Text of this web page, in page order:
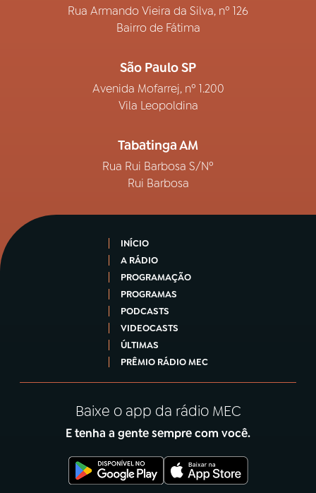
Rua Armando Vieira da Silva, nº 126
Bairro de Fátima
São Paulo SP
Avenida Mofarrej, nº 1.200
Vila Leopoldina
Tabatinga AM
Rua Rui Barbosa S/Nº
Rui Barbosa
INÍCIO
A RÁDIO
PROGRAMAÇÃO
PROGRAMAS
PODCASTS
VIDEOCASTS
ÚLTIMAS
PRÊMIO RÁDIO MEC
Baixe o app da rádio MEC
E tenha a gente sempre com você.